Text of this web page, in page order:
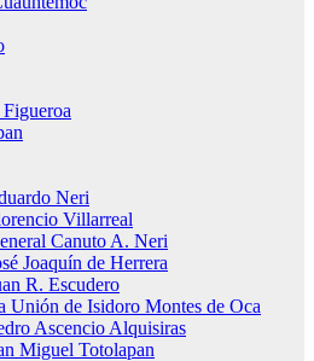
Neri
Villarreal
Canuto A. Neri
Joaquín de Herrera
R. Escudero
Unión de Isidoro Montes de Oca
Ascencio Alquisiras
Miguel Totolapan